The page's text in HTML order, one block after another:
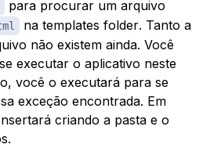
para procurar um arquivo
na templates folder. Tanto a
não existem ainda. Você
executar o aplicativo neste
você o executará para se
exceção encontrada. Em
criando a pasta e o